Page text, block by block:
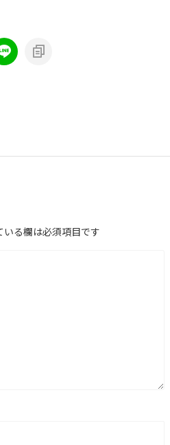
いる欄は必須項目です